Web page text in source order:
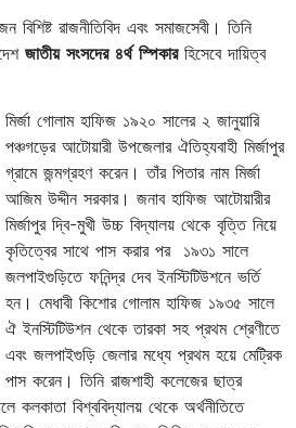
বিশিষ্ট রাজনীতিবিদ এবং সমাজসেবী। তিনি
জাতীয় সংসদের ৪র্থ স্পিকারহিসেবে দায়িত্ব
মির্জা গোলাম হাফিজ ১৯২০ সালের ২ জানুয়ারি
পঞ্চগড়ের আটোয়ারী উপজেলার ঐতিহ্যবাহী মির্জাপুর
গ্রামে জন্মগ্রহণ করেন। তাঁর পিতার নাম মির্জা
আজিম উদ্দীন সরকার। জনাব হাফিজ আটোয়ারীর
মির্জাপুর দ্বি-মুখী উচ্চ বিদ্যালয় থেকে বৃত্তি নিয়ে
কৃতিত্বের সাথে পাস করার পর ১৯৩১ সালে
জলপাইগুড়িতে ফনিন্দ্র দেব ইনস্টিটিউশনে ভর্তি
হন। মেধাবী কিশোর গোলাম হাফিজ ১৯৩৫ সালে
ঐ ইনস্টিটিউশন থেকে তারকা সহ প্রথম শ্রেণীতে
এবং জলপাইগুড়ি জেলার মধ্যে প্রথম হয়ে মেট্রিক
পাস করেন। তিনি রাজশাহী কলেজের ছাত্র
কলকাতা বিশ্ববিদ্যালয় থেকে অর্থনীতিতে